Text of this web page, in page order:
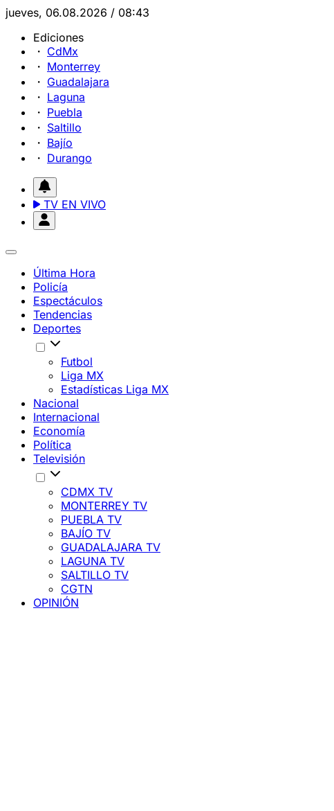
jueves, 06.08.2026 / 08:43
Ediciones
CdMx
Monterrey
Guadalajara
Laguna
Puebla
Saltillo
Bajío
Durango
TV EN VIVO
Última Hora
Policía
Espectáculos
Tendencias
Deportes
Futbol
Liga MX
Estadísticas Liga MX
Nacional
Internacional
Economía
Política
Televisión
CDMX TV
MONTERREY TV
PUEBLA TV
BAJÍO TV
GUADALAJARA TV
LAGUNA TV
SALTILLO TV
CGTN
OPINIÓN